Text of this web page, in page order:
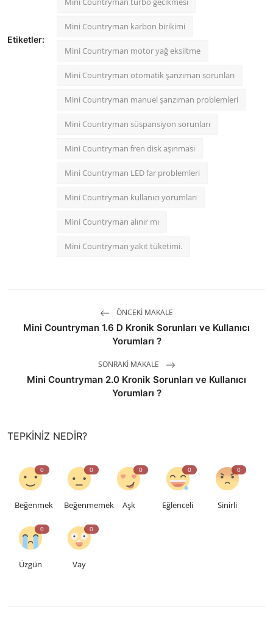
Etiketler:
Mini Countryman karbon birikimi
Mini Countryman motor yağ eksiltme
Mini Countryman otomatik şanzıman sorunları
Mini Countryman manuel şanzıman problemleri
Mini Countryman süspansiyon sorunları
Mini Countryman fren disk aşınması
Mini Countryman LED far problemleri
Mini Countryman kullanıcı yorumları
Mini Countryman alınır mı
Mini Countryman yakıt tüketimi.
ÖNCEKI MAKALE
Mini Countryman 1.6 D Kronik Sorunları ve Kullanıcı
Yorumları ?
SONRAKI MAKALE
Mini Countryman 2.0 Kronik Sorunları ve Kullanıcı
Yorumları ?
TEPKINIZ NEDIR?
0
Beğenmek
0
Beğenmemek
0
Aşk
0
Eğlenceli
0
Sinirli
0
Üzgün
0
Vay